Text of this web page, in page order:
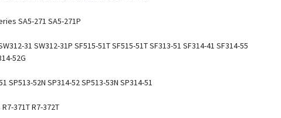
SA5-271 SA5-271P
31 SW312-31P SF515-51T SF515-51T SF313-51 SF314-41 SF314-55
52G
SP513-52N SP314-52 SP513-53N SP314-51
371T R7-372T